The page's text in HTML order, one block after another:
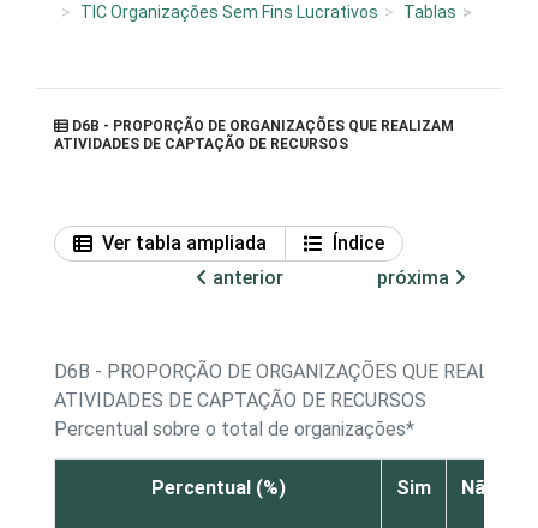
TIC Organizações Sem Fins Lucrativos
Tablas
D6B - PROPORÇÃO DE ORGANIZAÇÕES QUE REALIZAM
ATIVIDADES DE CAPTAÇÃO DE RECURSOS
Ver tabla ampliada
Índice
anterior
próxima
D6B - PROPORÇÃO DE ORGANIZAÇÕES QUE REALIZAM
ATIVIDADES DE CAPTAÇÃO DE RECURSOS
Percentual sobre o total de organizações*
Percentual (%) Sim Não